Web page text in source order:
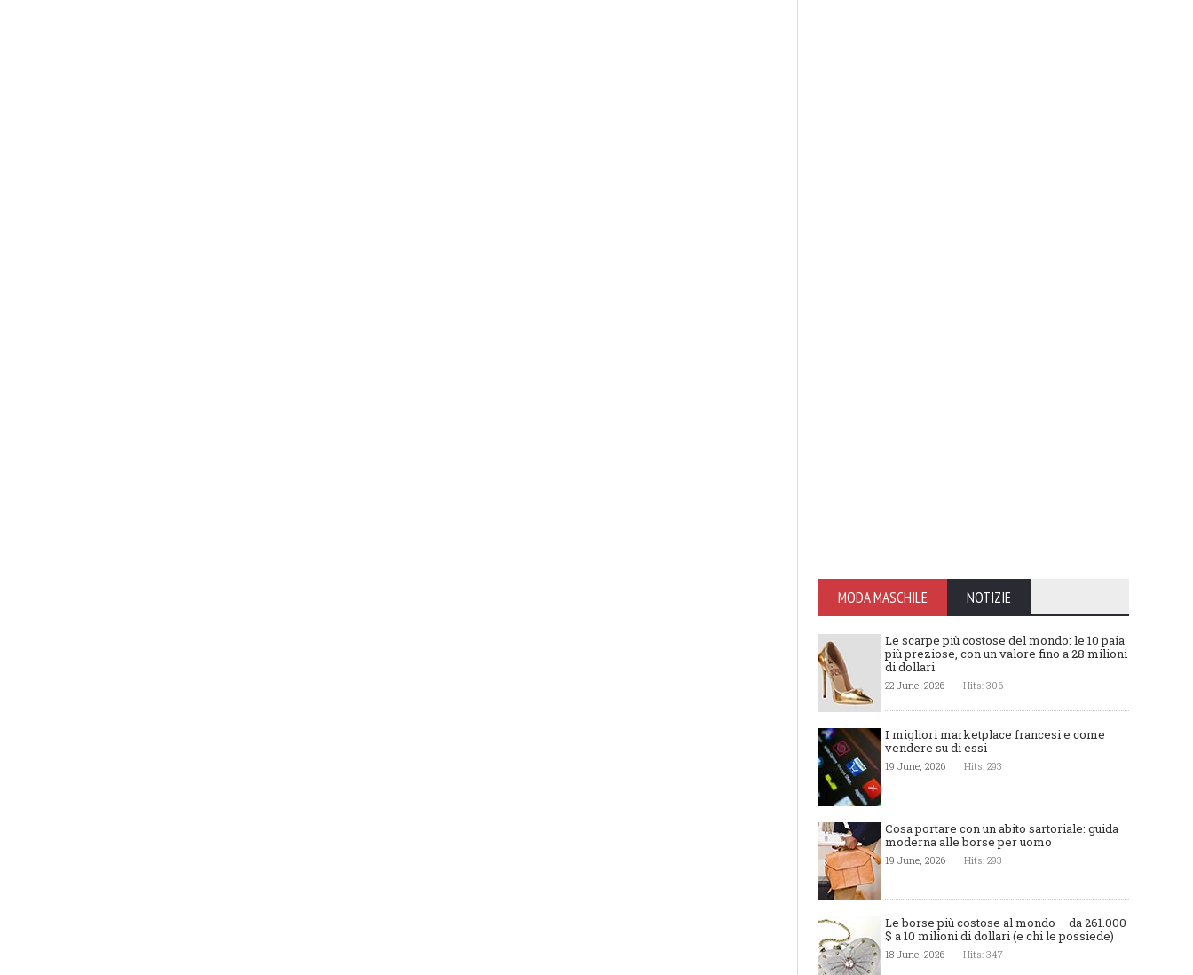
MODA MASCHILE NOTIZIE
Le scarpe più costose del mondo: le 10 paia
più preziose, con un valore fino a 28 milioni
di dollari
22 June, 2026 Hits: 306
I migliori marketplace francesi e come
vendere su di essi
19 June, 2026 Hits: 293
Cosa portare con un abito sartoriale: guida
moderna alle borse per uomo
19 June, 2026 Hits: 293
Le borse più costose al mondo – da 261.000
$ a 10 milioni di dollari (e chi le possiede)
18 June, 2026 Hits: 347